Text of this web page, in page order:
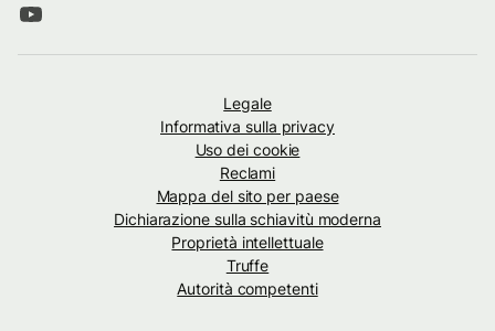
Legale
Informativa sulla privacy
Uso dei cookie
Reclami
Mappa del sito per paese
Dichiarazione sulla schiavitù moderna
Proprietà intellettuale
Truffe
Autorità competenti